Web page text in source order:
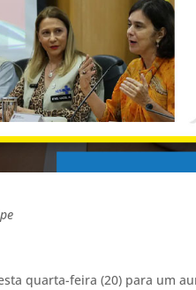
quarta-feira (20) para um